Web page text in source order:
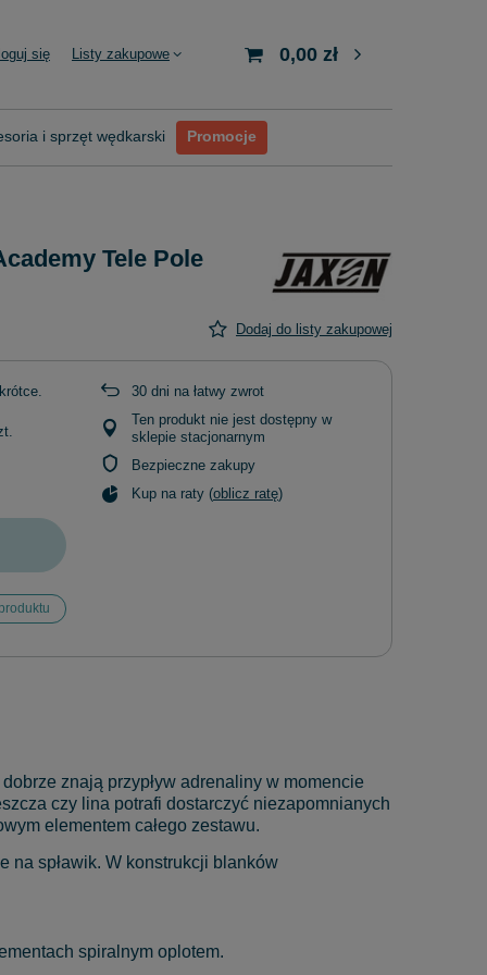
się Listy zakupowe 0,00 zł
i sprzęt wędkarski Promocje
Tele Pole
Dodaj do listy zakupowej
30 dni na łatwy zwrot
Ten produkt nie jest dostępny w
sklepie stacjonarnym
Bezpieczne zakupy
Kup na raty (oblicz ratę)
znają przypływ adrenaliny w momencie
czy lina potrafi dostarczyć niezapomnianych
elementem całego zestawu.
na spławik. W konstrukcji blanków
spiralnym oplotem.